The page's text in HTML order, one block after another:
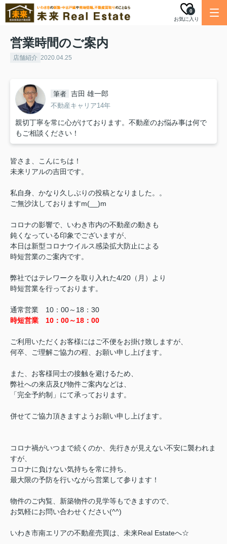
お気に入り
0
営業時間のご案内
店舗紹介 2020.04.25
筆者 吉田 雄一郎
不動産キャリア14年
親切丁寧を常に心がけております。不動産のお悩み事は何で
もご相談ください！
皆さま、こんにちは！
未来リアルの吉田です。
私自身、かなり久しぶりの投稿となりました。。
ご無沙汰しておりますm(__)m
コロナの影響で、いわき市内の不動産の動きも
鈍くなっている印象でございますが、
本日は新型コロナウイルス感染拡大防止による
時短営業のご案内です。
弊社ではテレワークを取り入れた4/20（月）より
時短営業を行っております。
通常営業 10：00～18：30
時短営業
10：00～18：00
ご利用いただくお客様にはご不便をお掛け致しますが、
何卒、ご理解ご協力の程、お願い申し上げます。
また、お客様同士の接触を避けるため、
弊社への来店及び物件ご案内などは、
「完全予約制」にて承っております。
併せてご協力頂きますようお願い申し上げます。
コロナ禍がいつまで続くのか、先行きが見えない不安に襲われま
すが、
コロナに負けない気持ちを常に持ち、
最大限の予防を行いながら営業して参ります！
物件のご内覧、新築物件の見学等もできますので、
お気軽にお問い合わせください(^^)
いわき市南エリアの不動産売買は、未来Real Estateへ☆